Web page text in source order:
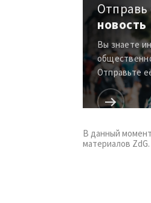
Отправь
новость
Вы знаете
Отправьте
В данный
материалов ZdG.